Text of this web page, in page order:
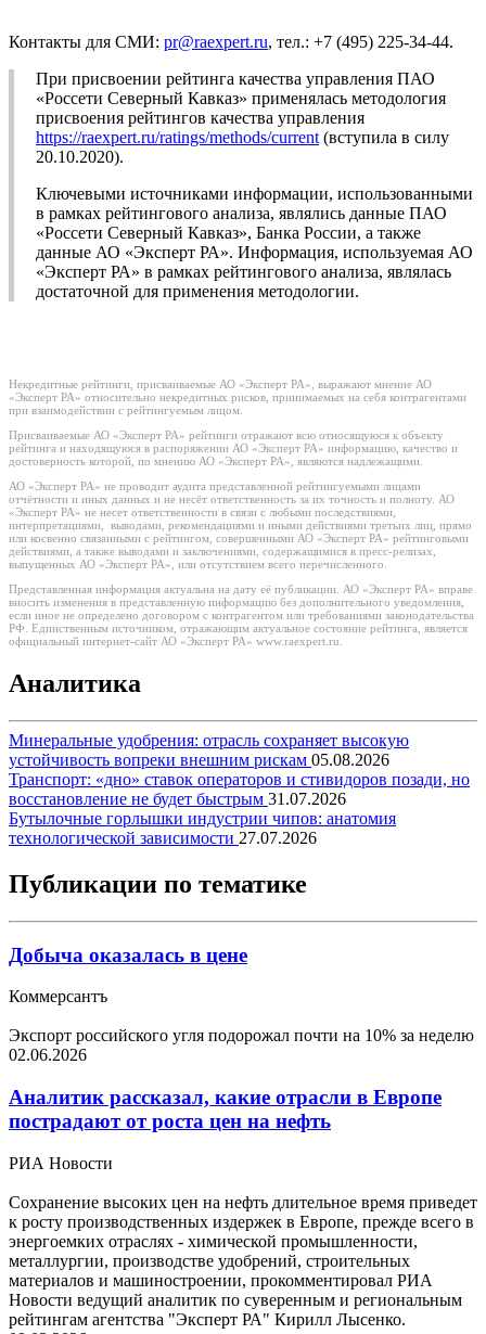
Контакты для СМИ: pr@raexpert.ru, тел.: +7 (495) 225-34-44.
При присвоении рейтинга качества управления ПАО
«Россети Северный Кавказ» применялась методология
присвоения рейтингов качества управления
https://raexpert.ru/ratings/methods/current (вступила в силу
20.10.2020).
Ключевыми источниками информации, использованными
в рамках рейтингового анализа, являлись данные ПАО
«Россети Северный Кавказ», Банка России, а также
данные АО «Эксперт РА». Информация, используемая АО
«Эксперт РА» в рамках рейтингового анализа, являлась
достаточной для применения методологии.
Некредитные рейтинги, присваиваемые АО «Эксперт РА», выражают мнение АО
«Эксперт РА» относительно некредитных рисков, принимаемых на себя контрагентами
при взаимодействии с рейтингуемым лицом.
Присваиваемые АО «Эксперт РА» рейтинги отражают всю относящуюся к объекту
рейтинга и находящуюся в распоряжении АО «Эксперт РА» информацию, качество и
достоверность которой, по мнению АО «Эксперт РА», являются надлежащими.
АО «Эксперт РА» не проводит аудита представленной рейтингуемыми лицами
отчётности и иных данных и не несёт ответственность за их точность и полноту. АО
«Эксперт РА» не несет ответственности в связи с любыми последствиями,
интерпретациями, выводами, рекомендациями и иными действиями третьих лиц, прямо
или косвенно связанными с рейтингом, совершенными АО «Эксперт РА» рейтинговыми
действиями, а также выводами и заключениями, содержащимися в пресс-релизах,
выпущенных АО «Эксперт РА», или отсутствием всего перечисленного.
Представленная информация актуальна на дату её публикации. АО «Эксперт РА» вправе
вносить изменения в представленную информацию без дополнительного уведомления,
если иное не определено договором с контрагентом или требованиями законодательства
РФ. Единственным источником, отражающим актуальное состояние рейтинга, является
официальный интернет-сайт АО «Эксперт РА» www.raexpert.ru.
Аналитика
Минеральные удобрения: отрасль сохраняет высокую
устойчивость вопреки внешним рискам 05.08.2026
Транспорт: «дно» ставок операторов и стивидоров позади, но
восстановление не будет быстрым 31.07.2026
Бутылочные горлышки индустрии чипов: анатомия
технологической зависимости 27.07.2026
Публикации по тематике
Добыча оказалась в цене
Коммерсантъ
Экспорт российского угля подорожал почти на 10% за неделю
02.06.2026
Аналитик рассказал, какие отрасли в Европе
пострадают от роста цен на нефть
РИА Новости
Сохранение высоких цен на нефть длительное время приведет
к росту производственных издержек в Европе, прежде всего в
энергоемких отраслях - химической промышленности,
металлургии, производстве удобрений, строительных
материалов и машиностроении, прокомментировал РИА
Новости ведущий аналитик по суверенным и региональным
рейтингам агентства "Эксперт РА" Кирилл Лысенко.